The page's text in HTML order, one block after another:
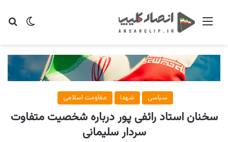
تغییر منو
سیاسی شهدا مقاومت اسلامی
سخنان استاد رائفی پور درباره شخصیت متفاوت
سردار سلیمانی